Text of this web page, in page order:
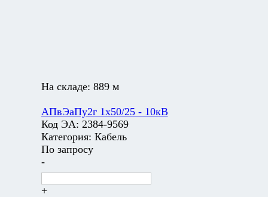
На складе: 889 м
АПвЭаПу2г 1х50/25 - 10кВ
Код ЭА: 2384-9569
Категория: Кабель
По запросу
-
+